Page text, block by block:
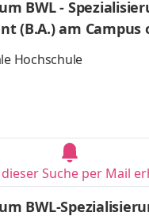
BWL -
(B.A.) am Campus
Hochschule
Suche per Mail
BWL-